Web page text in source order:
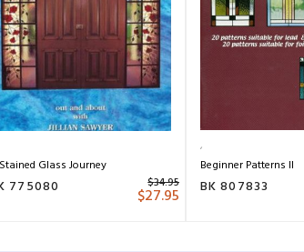
Glass Journey
775080 $34.95
$27.95
Beginner Patterns II
BK 807833